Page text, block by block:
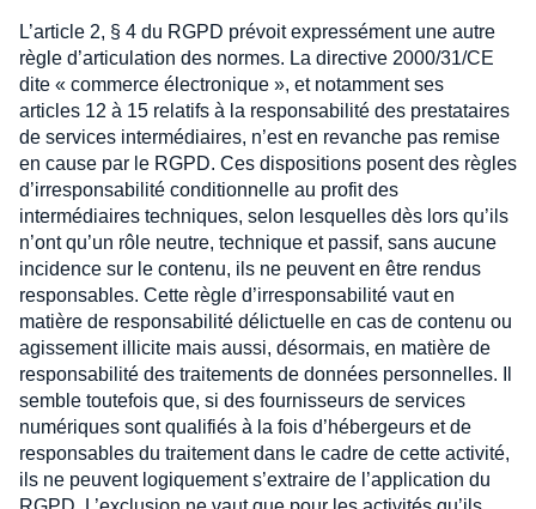
L’article 2, § 4 du RGPD prévoit expressément une autre
règle d’articulation des normes. La directive 2000/31/CE
dite « commerce électronique », et notamment ses
articles 12 à 15 relatifs à la responsabilité des prestataires
de services intermédiaires, n’est en revanche pas remise
en cause par le RGPD. Ces dispositions posent des règles
d’irresponsabilité conditionnelle au profit des
intermédiaires techniques, selon lesquelles dès lors qu’ils
n’ont qu’un rôle neutre, technique et passif, sans aucune
incidence sur le contenu, ils ne peuvent en être rendus
responsables. Cette règle d’irresponsabilité vaut en
matière de responsabilité délictuelle en cas de contenu ou
agissement illicite mais aussi, désormais, en matière de
responsabilité des traitements de données personnelles. Il
semble toutefois que, si des fournisseurs de services
numériques sont qualifiés à la fois d’hébergeurs et de
responsables du traitement dans le cadre de cette activité,
ils ne peuvent logiquement s’extraire de l’application du